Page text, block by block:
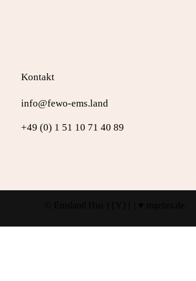
Kontakt
info@fewo-ems.land
+49 (0) 1 51 10 71 40 89